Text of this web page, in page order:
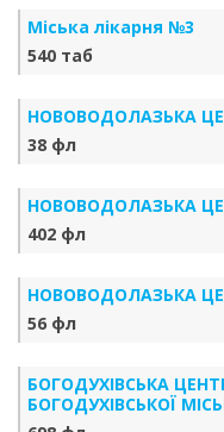
Міська лікарня №3
540 таб
НОВОВОДОЛАЗЬКА
38 фл
НОВОВОДОЛАЗЬКА
402 фл
НОВОВОДОЛАЗЬКА
56 фл
БОГОДУХІВСЬКА
БОГОДУХІВСЬКОЇ